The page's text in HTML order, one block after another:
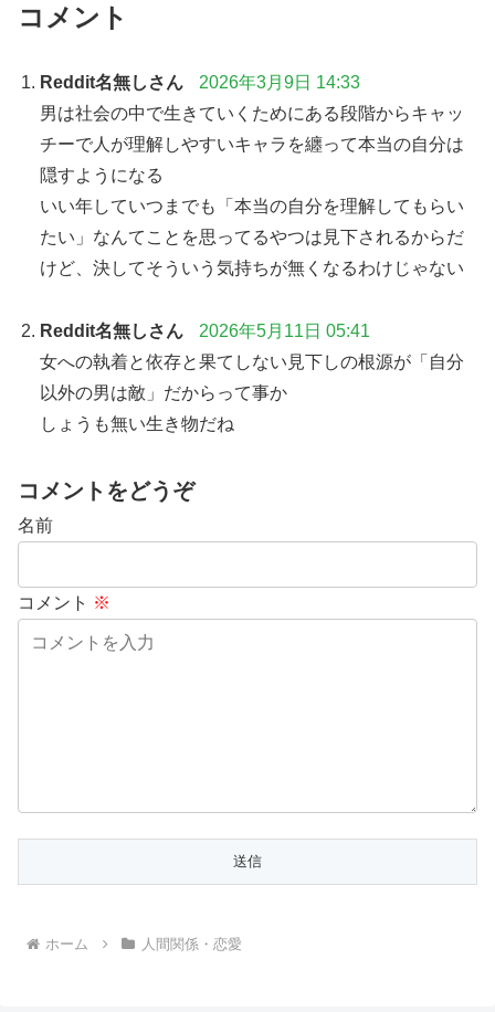
コメント
Reddit名無しさん
2026年3月9日 14:33
男は社会の中で生きていくためにある段階からキャッ
チーで人が理解しやすいキャラを纏って本当の自分は
隠すようになる
いい年していつまでも「本当の自分を理解してもらい
たい」なんてことを思ってるやつは見下されるからだ
けど、決してそういう気持ちが無くなるわけじゃない
Reddit名無しさん
2026年5月11日 05:41
女への執着と依存と果てしない見下しの根源が「自分
以外の男は敵」だからって事か
しょうも無い生き物だね
コメントをどうぞ
名前
コメント ※
ホーム 人間関係・恋愛